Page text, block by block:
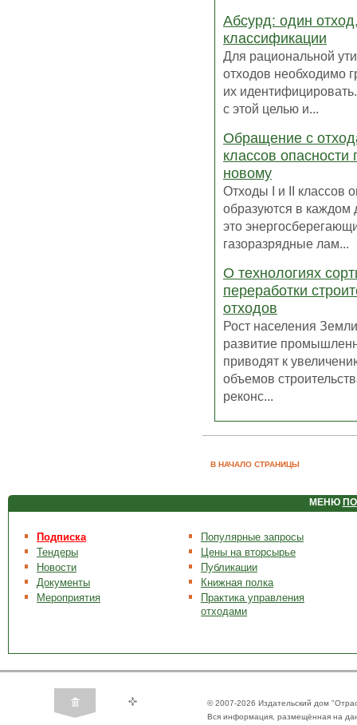
Абсурд: один
классификации
Для рациональной
отходов необходимо
их
с этой целью и...
Обращение с
классов опасности
новому
Отходы I и II классов
образуются в каждом
это
газоразрядные лам...
О технологиях
переработки
отходов
Рост населения
развитие
приводят к
объемов
реконс...
В НАЧАЛО СТРАНИЦЫ
МЕНЮ
Подписка
Тендеры
Новости
Документы
Мероприятия
Популярные запросы
Цены на вторсырье
Публикации
Книжная полка
Практика управления
отходами
© 2007-2026 Издательский дом
Вся информация, размещённая на